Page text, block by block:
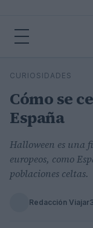
Buscar
CURIOSIDADES
Cómo se
España
Halloween es una
europeos, como
poblaciones celtas.
Redacción